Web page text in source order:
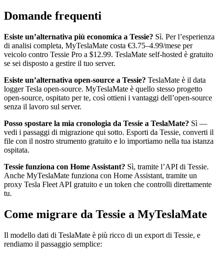
Domande frequenti
Esiste un’alternativa più economica a Tessie? Sì. Per l’esperienza
di analisi completa, MyTeslaMate costa €3.75–4.99/mese per
veicolo contro Tessie Pro a $12.99. TeslaMate self-hosted è gratuito
se sei disposto a gestire il tuo server.
Esiste un’alternativa open-source a Tessie? TeslaMate è il data
logger Tesla open-source. MyTeslaMate è quello stesso progetto
open-source, ospitato per te, così ottieni i vantaggi dell’open-source
senza il lavoro sul server.
Posso spostare la mia cronologia da Tessie a TeslaMate? Sì —
vedi i passaggi di migrazione qui sotto. Esporti da Tessie, converti il
file con il nostro strumento gratuito e lo importiamo nella tua istanza
ospitata.
Tessie funziona con Home Assistant? Sì, tramite l’API di Tessie.
Anche MyTeslaMate funziona con Home Assistant, tramite un
proxy Tesla Fleet API gratuito e un token che controlli direttamente
tu.
Come migrare da Tessie a MyTeslaMate
Il modello dati di TeslaMate è più ricco di un export di Tessie, e
rendiamo il passaggio semplice: